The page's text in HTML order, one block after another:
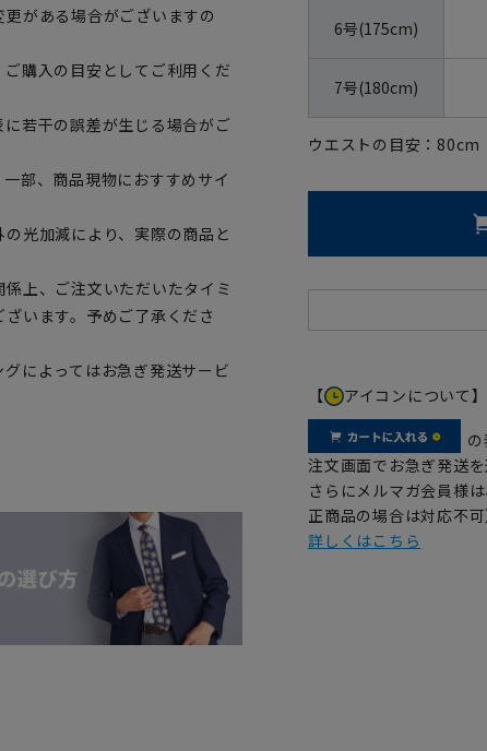
がある場合がございますの
購入の目安としてご利用くだ
若干の誤差が生じる場合がご
部、商品現物におすすめサイ
光加減により、実際の商品と
上、ご注文いただいたタイミ
います。予めご了承くださ
によってはお急ぎ発送サービ
6号(175cm)
7号(180cm)
ウエストの目安： 80cm
【 アイコンについて】
の
注文画面でお急ぎ発送を
さらにメルマガ会員様
正商品の場合は対応不可
詳しくはこちら